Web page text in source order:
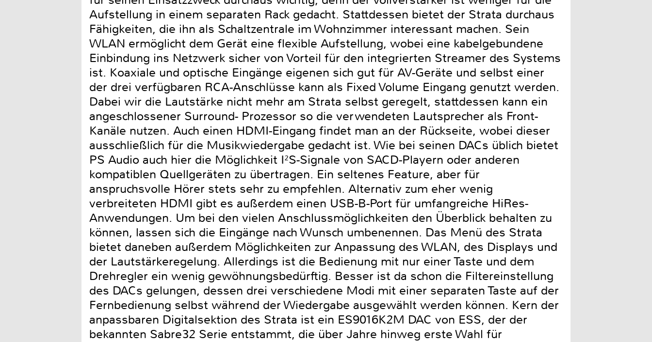
Aufstellung in einem separaten Rack gedacht. Stattdessen bietet der Strata durchaus
Fähigkeiten, die ihn als Schaltzentrale im Wohnzimmer interessant machen. Sein
WLAN ermöglicht dem Gerät eine flexible Aufstellung, wobei eine kabelgebundene
Einbindung ins Netzwerk sicher von Vorteil für den integrierten Streamer des Systems
ist. Koaxiale und optische Eingänge eigenen sich gut für AV-Geräte und selbst einer
der drei verfügbaren RCA-Anschlüsse kann als Fixed Volume Eingang genutzt werden.
Dabei wir die Lautstärke nicht mehr am Strata selbst geregelt, stattdessen kann ein
angeschlossener Surround- Prozessor so die verwendeten Lautsprecher als Front-
Kanäle nutzen. Auch einen HDMI-Eingang findet man an der Rückseite, wobei dieser
ausschließlich für die Musikwiedergabe gedacht ist. Wie bei seinen DACs üblich bietet
PS Audio auch hier die Möglichkeit I²S-Signale von SACD-Playern oder anderen
kompatiblen Quellgeräten zu übertragen. Ein seltenes Feature, aber für
anspruchsvolle Hörer stets sehr zu empfehlen. Alternativ zum eher wenig
verbreiteten HDMI gibt es außerdem einen USB-B-Port für umfangreiche HiRes-
Anwendungen. Um bei den vielen Anschlussmöglichkeiten den Überblick behalten zu
können, lassen sich die Eingänge nach Wunsch umbenennen. Das Menü des Strata
bietet daneben außerdem Möglichkeiten zur Anpassung des WLAN, des Displays und
der Lautstärkeregelung. Allerdings ist die Bedienung mit nur einer Taste und dem
Drehregler ein wenig gewöhnungsbedürftig. Besser ist da schon die Filtereinstellung
des DACs gelungen, dessen drei verschiedene Modi mit einer separaten Taste auf der
Fernbedienung selbst während der Wiedergabe ausgewählt werden können. Kern der
anpassbaren Digitalsektion des Strata ist ein ES9016K2M DAC von ESS, der der
bekannten Sabre32 Serie entstammt, die über Jahre hinweg erste Wahl für